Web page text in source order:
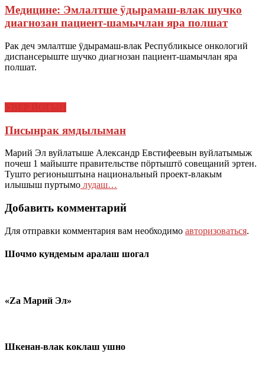
Медицине: Эмлалтше ӱдырамаш-влак шучко
диагнозан пациент-шамычлан яра полшат
Рак деч эмлалтше ӱдырамаш-влак Республикысе онкологий
диспансерыште шучко диагнозан пациент-шамычлан яра
полшат.
Писынрак ямдылыман
Марий Эл вуйлатыше Александр Евстифеевын вуйлатымыж
почеш 1 майыште правительстве пӧртыштӧ совещаний эртен.
Тушто регионыштына национальный проект-влакым
илышыш пуртымо лудаш…
Добавить комментарий
Для отправки комментария вам необходимо авторизоваться.
Шочмо кундемым аралаш шогал
«Zа Марий Эл»
Шкенан-влак коклаш ушно